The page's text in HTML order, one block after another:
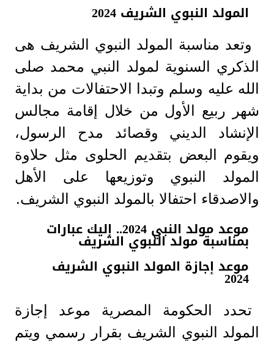
المولد النبوي الشريف 2024
وتعد مناسبة المولد النبوي الشريف هى
الذكري السنوية لمولد النبي محمد صلى
الله عليه وسلم وتبدا الاحتفالات من بداية
شهر ربيع الأول من خلال إقامة مجالس
الإنشاد الديني وقصائد مدح الرسول،
ويقوم البعض بتقديم الحلوى مثل حلاوة
المولد النبوي وتوزيعها على الأهل
والاصدقاء احتفالا بالمولد النبوي الشريف.
موعد مولد النبي 2024.. إليك عبارات
بمناسبة مولد النبوي الشريف
موعد إجازة المولد النبوي الشريف
2024
تحدد الحكومة المصرية موعد إجازة
المولد النبوي الشريف بقرار رسمي ويتم